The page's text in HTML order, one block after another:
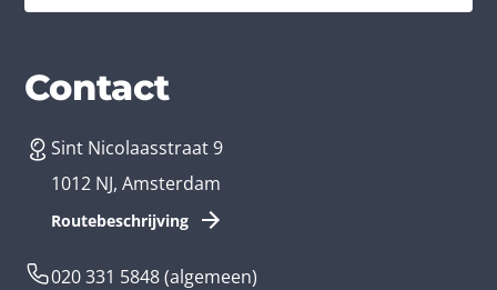
Diensten
App laten maken
Branches
Bedrijfsapp
Contact
Sint Nicolaasstraat 9
1012 NJ, Amsterdam
Routebeschrijving
020 331 5848(algemeen)